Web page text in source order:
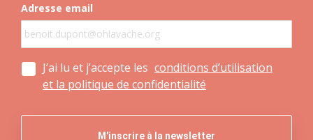
Adresse email
J’ai lu et j’accepte les conditions d’utilisation
et la politique de confidentialité